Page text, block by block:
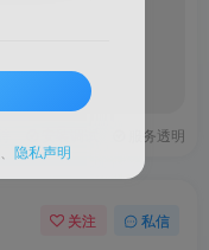
服务透明
关注 私信
隐私声明